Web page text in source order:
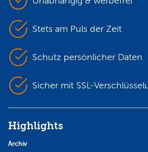
Stets am Puls der Zeit
Schutz persönlicher Daten
Sicher mit SSL-
Highlights
Archiv